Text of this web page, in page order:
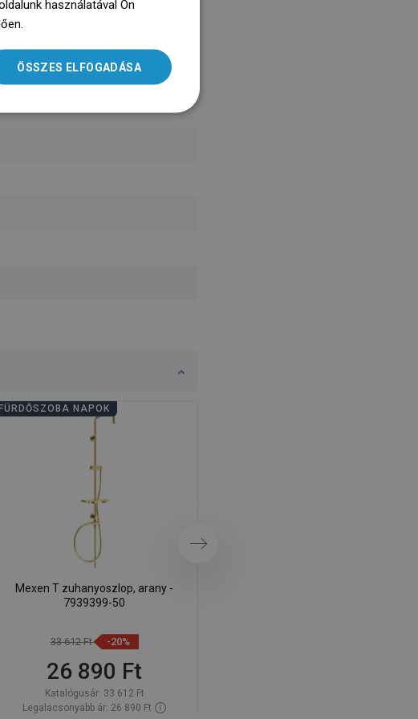
FÜRDŐSZOBA NAPOK
Mexen T zuhanyoszlop, arany -
7939399-50
33 612 Ft -20%
26 890 Ft
Katalógusár: 33 612 Ft
Legalacsonyabb ár: 26 890 Ft
Következő
LITHUANIAN
használatával Ön
ÖSSZES ELFOGADÁSA